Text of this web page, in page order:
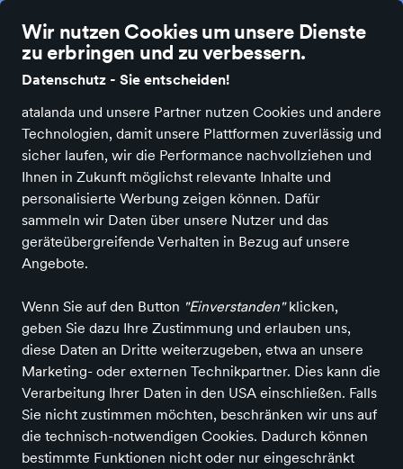
Wir nutzen Cookies um unsere Dienste
zu erbringen und zu verbessern.
Datenschutz - Sie entscheiden!
atalanda und unsere Partner nutzen Cookies und andere
Technologien, damit unsere Plattformen zuverlässig und
sicher laufen, wir die Performance nachvollziehen und
Ihnen in Zukunft möglichst relevante Inhalte und
personalisierte Werbung zeigen können. Dafür
sammeln wir Daten über unsere Nutzer und das
geräteübergreifende Verhalten in Bezug auf unsere
Angebote.
Wenn Sie auf den Button "Einverstanden"klicken,
geben Sie dazu Ihre Zustimmung und erlauben uns,
diese Daten an Dritte weiterzugeben, etwa an unsere
Marketing- oder externen Technikpartner. Dies kann die
Verarbeitung Ihrer Daten in den USA einschließen. Falls
Sie nicht zustimmen möchten, beschränken wir uns auf
die technisch-notwendigen Cookies. Dadurch können
bestimmte Funktionen nicht oder nur eingeschränkt
Alle Kategorien Neuheiten Angebote Bücher & Medien
RING CENTER
Zum Profil
Mehr erfahren
ALLE FILTER